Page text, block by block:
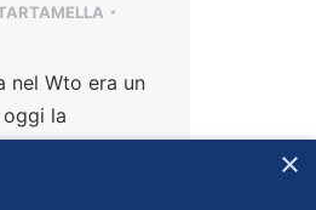
nel Wto era un
la
×